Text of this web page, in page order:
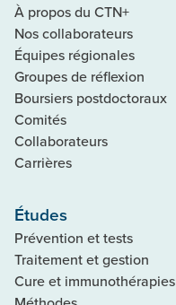
À propos du CTN+
Nos collaborateurs
Équipes régionales
Groupes de réflexion
Boursiers postdoctoraux
Comités
Collaborateurs
Carrières
Études
Prévention et tests
Traitement et gestion
Cure et immunothérapies